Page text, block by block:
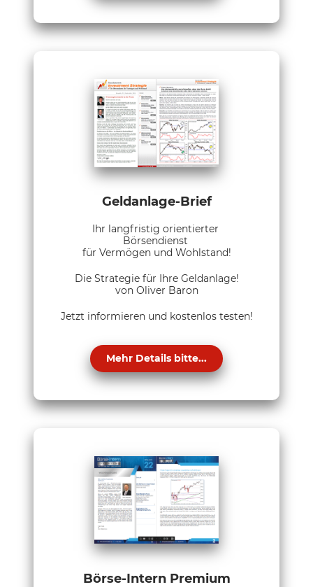
Geldanlage-Brief
Ihr langfristig orientierter
Börsendienst
für Vermögen und Wohlstand!
Die Strategie für Ihre Geldanlage!
von Oliver Baron
Jetzt informieren und kostenlos testen!
Mehr Details bitte...
Börse-Intern Premium